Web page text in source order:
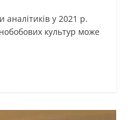
аналітиків у 2021 р.
культур може